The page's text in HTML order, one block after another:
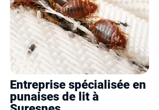
Entreprise spécialisée en
punaises de lit à